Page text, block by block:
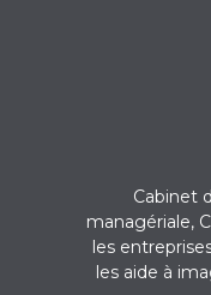
Cabinet
managériale,
les
les aide à